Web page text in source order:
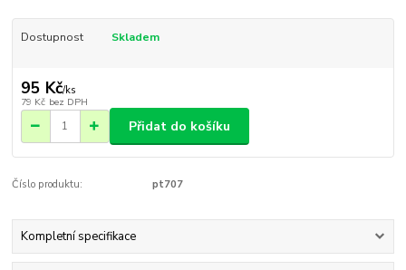
Dostupnost Skladem
95 Kč/ks
79 Kč bez DPH
Přidat do košíku
Číslo produktu: pt707
Kompletní specifikace